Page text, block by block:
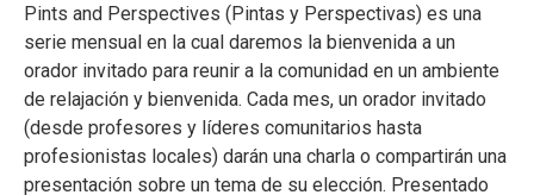
Pints and Perspectives (Pintas y Perspectivas) es una
serie mensual en la cual daremos la bienvenida a un
orador invitado para reunir a la comunidad en un ambiente
de relajación y bienvenida. Cada mes, un orador invitado
(desde profesores y líderes comunitarios hasta
profesionistas locales) darán una charla o compartirán una
presentación sobre un tema de su elección. Presentado